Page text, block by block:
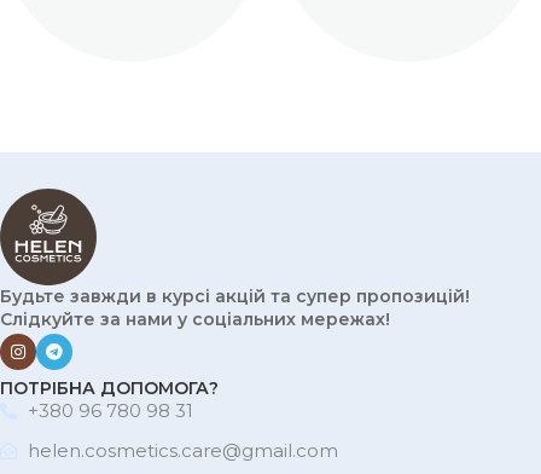
Будьте завжди в курсі акцій та супер пропозицій!
Слідкуйте за нами у соціальних мережах!
ПОТРІБНА ДОПОМОГА?
+380 96 780 98 31
helen.cosmetics.care@gmail.com